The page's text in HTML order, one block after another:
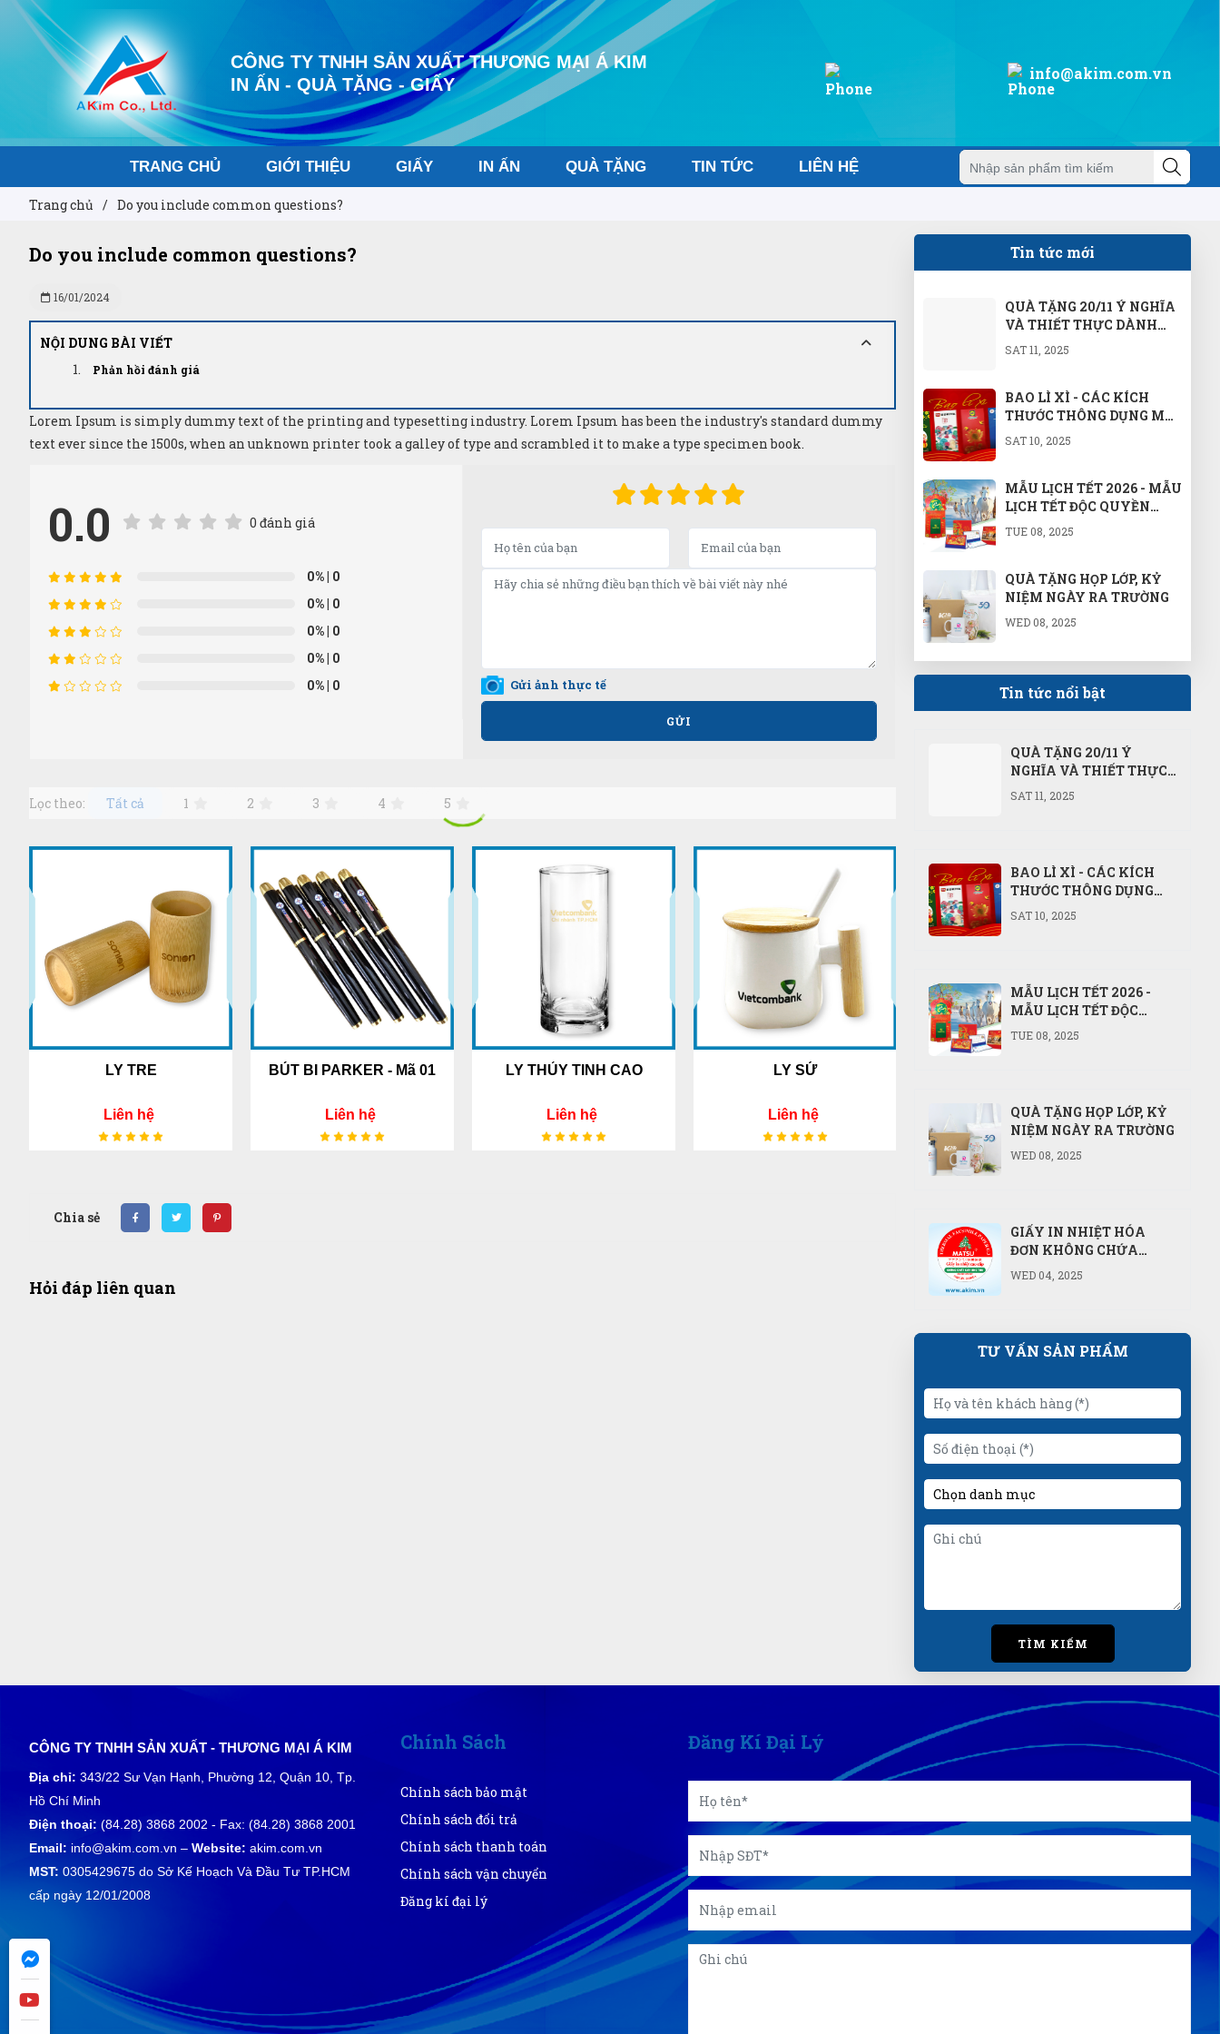
CÔNG TY TNHH SẢN XUẤT THƯƠNG MẠI Á KIM
IN ẤN - QUÀ TẶNG - GIẤY
info@akim.com.vn
TRANG CHỦ GIỚI THIỆU GIẤY IN ẤN QUÀ TẶNG TIN TỨC LIÊN HỆ
Trang chủ / Do you include common questions?
Do you include common questions?
16/01/2024
NỘI DUNG BÀI VIẾT
Phản hồi đánh giá
Lorem Ipsum is simply dummy text of the printing and typesetting industry. Lorem Ipsum has been the industry's standard dummy
text ever since the 1500s, when an unknown printer took a galley of type and scrambled it to make a type specimen book.
0.0 0 đánh giá
0%| 0
0%| 0
0%| 0
0%| 0
0%| 0 Gửi ảnh thực tế
GỬI
Lọc theo: Tất cả 1 2 3 4 5
LY TRE
Liên hệ
BÚT BI PARKER - Mã 01
Liên hệ
LY THỦY TINH CAO
Liên hệ
LY SỨ
Liên hệ
Chia sẻ
Hỏi đáp liên quan
Tin tức mới
QUÀ TẶNG 20/11 Ý NGHĨA
VÀ THIẾT THỰC DÀNH
CHO THẦY CÔ GIÁO
SAT 11, 2025
BAO LÌ XÌ - CÁC KÍCH
THƯỚC THÔNG DỤNG MÀ
BẠN NÊN BIẾT
SAT 10, 2025
MẪU LỊCH TẾT 2026 - MẪU
LỊCH TẾT ĐỘC QUYỀN
2026 - MẪU LỊCH TẾT NĂM
BÍNH NGỌ 2026
TUE 08, 2025
QUÀ TẶNG HỌP LỚP, KỶ
NIỆM NGÀY RA TRƯỜNG
WED 08, 2025
NHÂN VIÊN NHÂN DỊP KỶ
NIỆM 80 NĂM QUỐC
MẠNG THÁNG TÁM
WED 08, 2025
Tin tức nổi bật
QUÀ TẶNG 20/11 Ý
NGHĨA VÀ THIẾT THỰC
DÀNH CHO THẦY CÔ
GIÁO
SAT 11, 2025
BAO LÌ XÌ - CÁC KÍCH
THƯỚC THÔNG DỤNG
MÀ BẠN NÊN BIẾT
SAT 10, 2025
MẪU LỊCH TẾT 2026 -
MẪU LỊCH TẾT ĐỘC
QUYỀN 2026 - MẪU LỊCH
TẾT NĂM BÍNH NGỌ
TUE 08, 2025
QUÀ TẶNG HỌP LỚP, KỶ
NIỆM NGÀY RA TRƯỜNG
WED 08, 2025
GIẤY IN NHIỆT HÓA
ĐƠN KHÔNG CHỨA
CHẤT BPA, BPS FREE
WED 04, 2025
TƯ VẤN SẢN PHẨM
TÌM KIẾM
CÔNG TY TNHH SẢN XUẤT - THƯƠNG MẠI Á KIM
Địa chỉ: 343/22 Sư Vạn Hạnh, Phường 12, Quận 10, Tp.
Hồ Chí Minh
Điện thoại: (84.28) 3868 2002 - Fax: (84.28) 3868 2001
Email: info@akim.com.vn – Website: akim.com.vn
MST: 0305429675 do Sở Kế Hoạch Và Đầu Tư TP.HCM
cấp ngày 12/01/2008
Chính Sách
Chính sách bảo mật
Chính sách đổi trả
Chính sách thanh toán
Chính sách vận chuyển
Đăng kí đại lý
Đăng Kí Đại Lý